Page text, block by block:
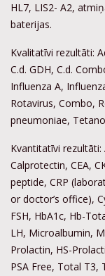
HL7, LIS2- A2,
baterijas.
Kvalitatīvi rezultāti:
C.d. GDH, C.d.
Influenza A,
Rotavirus, Combo,
pneumoniae,
Kvantitatīvi rezultāti:
Calprotectin, CEA,
peptide, CRP
or doctor’s office),
FSH, HbA1c, Hb-
LH, Microalbumin,
Prolactin, HS-
PSA Free, Total T3,